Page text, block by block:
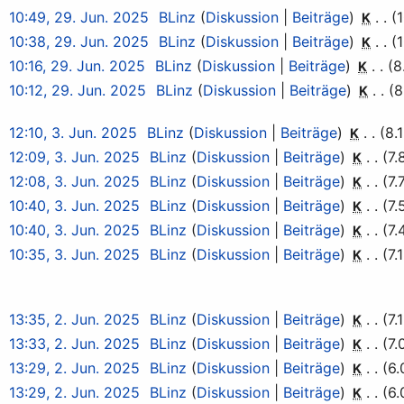
10:49, 29. Jun. 2025 BLinz Diskussion Beiträge K
10:38, 29. Jun. 2025 BLinz Diskussion Beiträge K
10:16, 29. Jun. 2025 BLinz Diskussion Beiträge K
10:12, 29. Jun. 2025 BLinz Diskussion Beiträge K
12:10, 3. Jun. 2025 BLinz Diskussion Beiträge K
12:09, 3. Jun. 2025 BLinz Diskussion Beiträge K
12:08, 3. Jun. 2025 BLinz Diskussion Beiträge K
10:40, 3. Jun. 2025 BLinz Diskussion Beiträge K
10:40, 3. Jun. 2025 BLinz Diskussion Beiträge K
10:35, 3. Jun. 2025 BLinz Diskussion Beiträge K
13:35, 2. Jun. 2025 BLinz Diskussion Beiträge K
13:33, 2. Jun. 2025 BLinz Diskussion Beiträge K
13:29, 2. Jun. 2025 BLinz Diskussion Beiträge K
13:29, 2. Jun. 2025 BLinz Diskussion Beiträge K